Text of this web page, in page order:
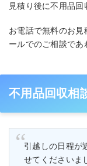
見積り後に不用品回
お電話で無料のお見
ールでのご相談であ
不用品回収相
引越しの日程が
せてくださいま